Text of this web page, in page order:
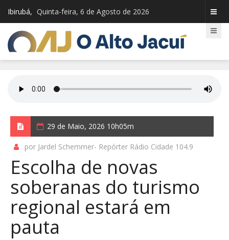
Ibirubá, Quinta-feira, 6 de Agosto de 2026
29 de Maio, 2026 10h05m
por Jardel Schemmer- Repórter Rádio Cidade 104.9
Escolha de novas
soberanas do turismo
regional estará em
pauta